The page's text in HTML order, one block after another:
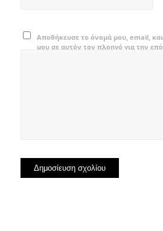
Αποθήκευσε το όνομά μου, email,
μου σε αυτόν τον πλοηγό για την